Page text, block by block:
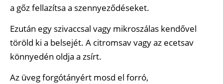
a gőz fellazítsa a szennyeződéseket.
Ezután egy szivaccsal vagy mikroszálas kendővel
töröld ki a belsejét. A citromsav vagy az ecetsav
könnyedén oldja a zsírt.
Az üveg forgótányért mosd el forró,